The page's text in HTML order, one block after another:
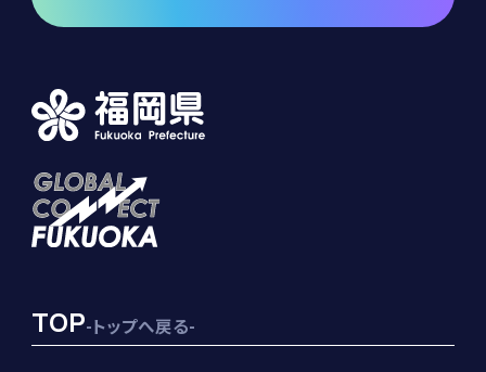
TOP-トップへ戻る-